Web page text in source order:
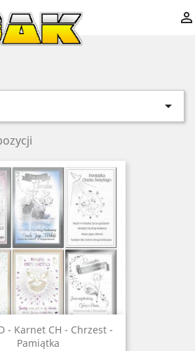


- Karnet CH - Chrzest -
Pamiątka